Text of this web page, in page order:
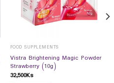
FOOD SUPPLEMENTS
Vistra Brightening Magic Powder
Strawberry (10g)
32,500Ks